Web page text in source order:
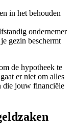
in het behouden
ondernemer
gezin beschermt
de hypotheek te
er niet om alles
die jouw financiële